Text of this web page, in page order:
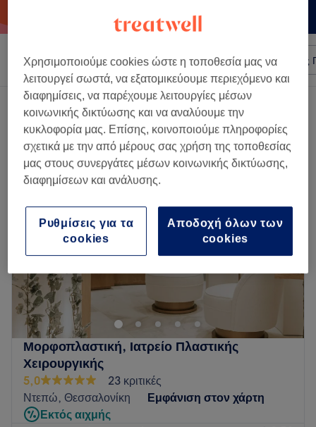
Ταξινόμηση κατά Οποιαδήποτε τιμή Σαλόνια
2 καταστήματα που προσφέρουν:
θεραπείες κατά της τριχόπτωσης κοντά Καλαμαριά, Περιφερειακή Ενότητα
Θεσσαλονίκης
Μορφοπλαστική, Ιατρείο Πλαστικής
Χειρουργικής
5,0
23 κριτικές
Ντεπώ, Θεσσαλονίκη
Εμφάνιση στον χάρτη
Εκτός αιχμής
Χρησιμοποιούμε cookies ώστε η τοποθεσία μας να
λειτουργεί σωστά, να εξατομικεύουμε περιεχόμενο και
διαφημίσεις, να παρέχουμε λειτουργίες μέσων
κοινωνικής δικτύωσης και να αναλύουμε την
κυκλοφορία μας. Επίσης, κοινοποιούμε πληροφορίες
σχετικά με την από μέρους σας χρήση της τοποθεσίας
μας στους συνεργάτες μέσων κοινωνικής δικτύωσης,
διαφημίσεων και ανάλυσης.
Αποδοχή όλων των
cookies
Ρυθμίσεις για τα
cookies